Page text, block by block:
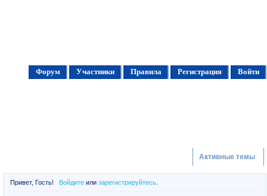
Форум Участники Правила Регистрация Войти
Активные темы
Привет, Гость! Войдитеили зарегистрируйтесь.